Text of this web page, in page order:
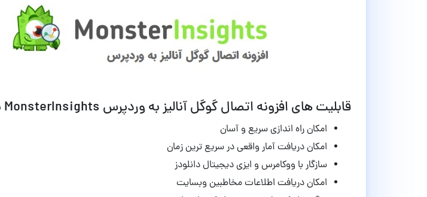
قابلیت های افزونه اتصال گوگل آنالیز به وردپرس MonsterInsights نسخه 9.11.0
امکان راه اندازی سریع و آسان
امکان دریافت آمار واقعی در سریع ترین زمان
سازگار با ووکامرس و ایزی دیجیتال دانلودز
امکان دریافت اطلاعات مخاطبین وبسایت